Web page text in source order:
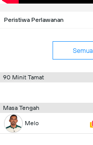
Peristiwa Perlawanan
Semua
90 Minit Tamat
Masa Tengah
Melo